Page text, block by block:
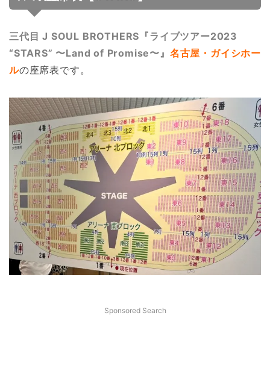
三代目 J SOUL BROTHERS『ライブツアー2023
“STARS” 〜Land of Promise〜』 名古屋・ガイシホー
ルの座席表です。
Sponsored Search